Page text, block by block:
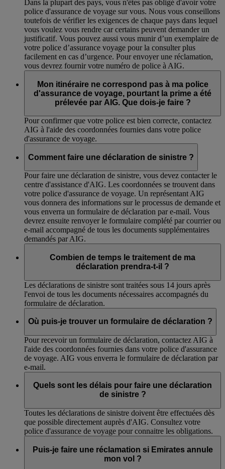
Dans la plupart des pays, vous n'êtes pas obligé d'avoir votre
police d'assurance de voyage sur vous. Nous vous conseillons
toutefois de vérifier les exigences de chaque pays dans lequel
vous voulez vous rendre car certains peuvent demander un
justificatif. Vous pouvez aussi vous munir d’un exemplaire de
votre police d’assurance voyage pour la consulter plus
facilement en cas d’urgence. Pour envoyer une réclamation,
vous devrez fournir votre numéro de police à AIG.
Mon itinéraire ne correspond pas à ma police
d'assurance de voyage, pourtant la prime a été
prélevée par AIG. Que dois-je faire ?
Pour confirmer que votre police est bien correcte, contactez
AIG à l'aide des coordonnées fournies dans votre police
d'assurance de voyage.
Comment faire une déclaration de sinistre ?
Pour faire une déclaration de sinistre, vous devez contacter le
centre d'assistance d'AIG. Les coordonnées se trouvent dans
votre police d'assurance de voyage. Un représentant AIG
vous donnera des informations sur le processus de demande et
vous enverra un formulaire de déclaration par e-mail. Vous
devrez ensuite renvoyer le formulaire complété par courrier ou
e-mail accompagné de tous les documents supplémentaires
demandés par AIG.
Combien de temps le traitement de ma
déclaration prendra-t-il ?
Les déclarations de sinistre sont traitées sous 14 jours après
l'envoi de tous les documents nécessaires accompagnés du
formulaire de déclaration.
Où puis-je trouver un formulaire de déclaration ?
Pour recevoir un formulaire de déclaration, contactez AIG à
l'aide des coordonnées fournies dans votre police d'assurance
de voyage. AIG vous enverra le formulaire de déclaration par
e-mail.
Quels sont les délais pour faire une déclaration
de sinistre ?
Toutes les déclarations de sinistre doivent être effectuées dès
que possible directement auprès d'AIG. Consultez votre
police d'assurance de voyage pour connaitre les obligations.
Puis-je faire une réclamation si Emirates annule
mon vol ?